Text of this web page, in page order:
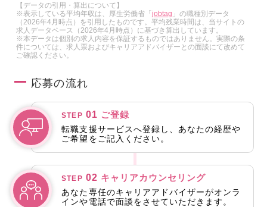
【データの引用・算出について】
※表示している平均年収は、厚生労働省「jobtag 」の職種別データ
（2026年4月時点）を引用したものです。平均残業時間は、当サイトの
求人データベース（2026年4月時点）に基づき算出しています。
※本データは個別の求人内容を保証するものではありません。実際の条
件については、求人票およびキャリアアドバイザーとの面談にて改めて
ご確認ください。
応募の流れ
STEP 01 ご登録
転職支援サービスへ登録し、あなたの経歴や
ご希望をご記入ください。
STEP 02 キャリアカウンセリング
あなた専任のキャリアアドバイザーがオンラ
インや電話で面談をさせていただきます。